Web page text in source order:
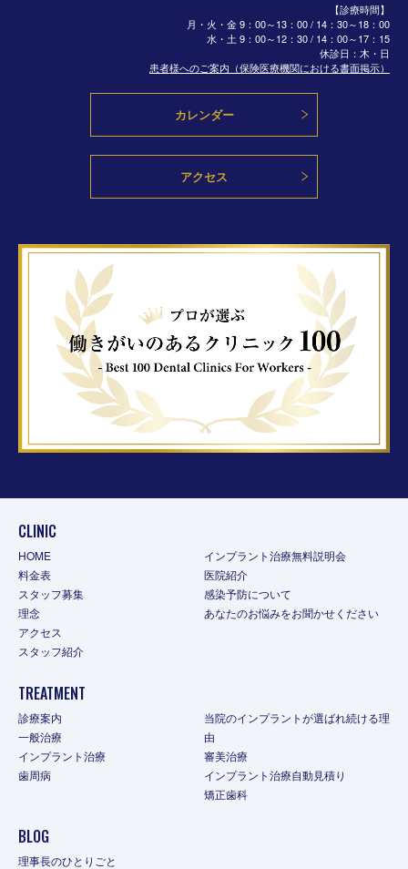
【診療時間】
月・火・金 9：00～13：00 / 14：30～18：00
水・土 9：00～12：30 / 14：00～17：15
休診日：木・日
患者様へのご案内（保険医療機関における書面掲示）
カレンダー
アクセス
CLINIC
HOME
料金表
スタッフ募集
理念
アクセス
スタッフ紹介
インプラント治療無料説明会
医院紹介
感染予防について
あなたのお悩みをお聞かせください
TREATMENT
診療案内
一般治療
インプラント治療
歯周病
当院のインプラントが選ばれ続ける理
由
審美治療
インプラント治療自動見積り
矯正歯科
BLOG
理事長のひとりごと